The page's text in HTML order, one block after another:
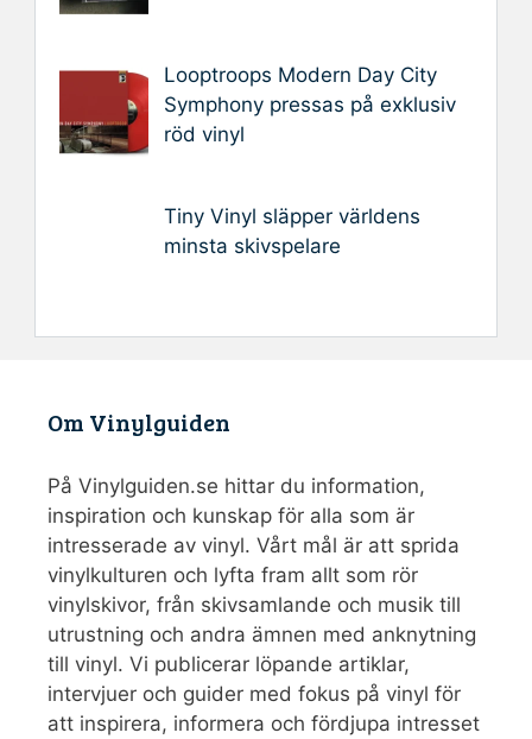
Looptroops Modern Day City
Symphony pressas på exklusiv
röd vinyl
Tiny Vinyl släpper världens
minsta skivspelare
Om Vinylguiden
På Vinylguiden.se hittar du information,
inspiration och kunskap för alla som är
intresserade av vinyl. Vårt mål är att sprida
vinylkulturen och lyfta fram allt som rör
vinylskivor, från skivsamlande och musik till
utrustning och andra ämnen med anknytning
till vinyl. Vi publicerar löpande artiklar,
intervjuer och guider med fokus på vinyl för
att inspirera, informera och fördjupa intresset